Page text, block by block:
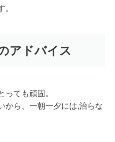
。
アドバイス
っても頑固。
から、一朝一夕には,治らな